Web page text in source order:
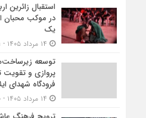
استقبال زائرین
در موکب محبان
یک
توسعه
پروازی و تقویت
فرودگاه شهدای